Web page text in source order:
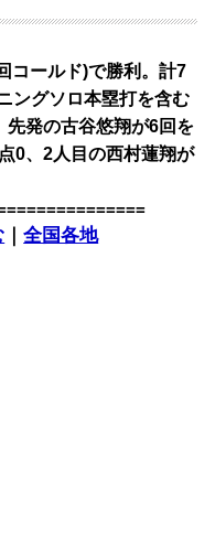
コールド)で勝利。計7
ングソロ本塁打を含む
先発の古谷悠翔が6回を
0、2人目の西村蓮翔が
｜全国各地